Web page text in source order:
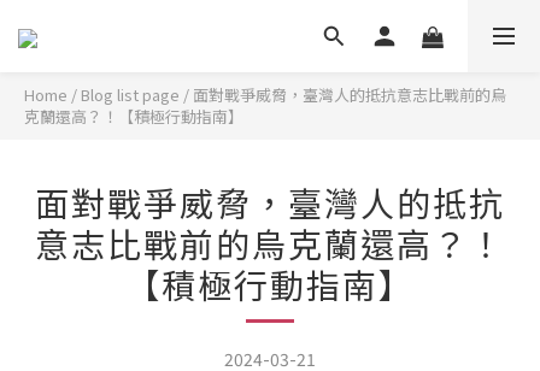
Home / Blog list page / 面對戰爭威脅，臺灣人的抵抗意志比戰前的烏
克蘭還高？！【積極行動指南】
面對戰爭威脅，臺灣人的抵抗
意志比戰前的烏克蘭還高？！
【積極行動指南】
2024-03-21